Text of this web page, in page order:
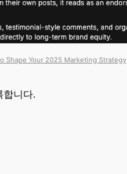
Shape Your 2025 Marketing Strategy
니다.